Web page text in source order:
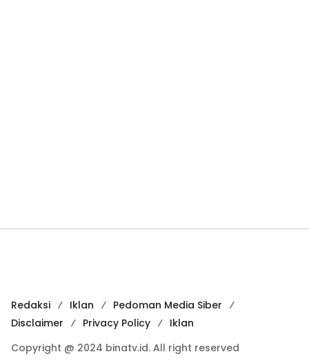
Redaksi Iklan
Pedoman Media Siber
Disclaimer
Privacy Policy
Iklan
Copyright @ 2024 binatv.id. All right reserved